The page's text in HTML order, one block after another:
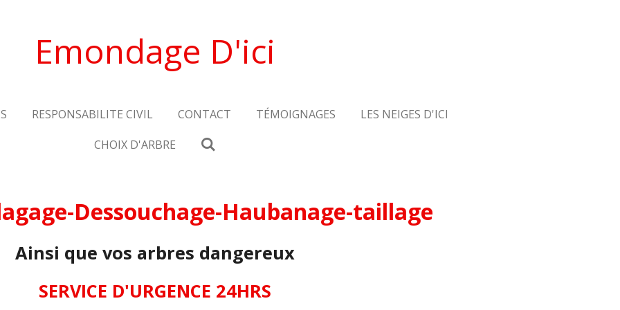
Emondage D'ici
RESPONSABILITE CIVIL CONTACT TÉMOIGNAGES
LES NEIGES D'ICI
CHOIX D'ARBRE
Dessouchage-Haubanage-taillage
Ainsi que vos arbres dangereux
SERVICE D'URGENCE 24HRS